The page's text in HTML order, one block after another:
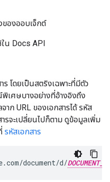
ของออบเจ็กต์
น Docs API
ร โดยเป็นสตริงเฉพาะที่มีตัว
เศษบางอย่างที่อ้างอิงถึง
าก URL ของเอกสารได้ รหัส
รจะเปลี่ยนไปก็ตาม ดูข้อมูลเพิ่ม
รหัสเอกสาร
document/d/